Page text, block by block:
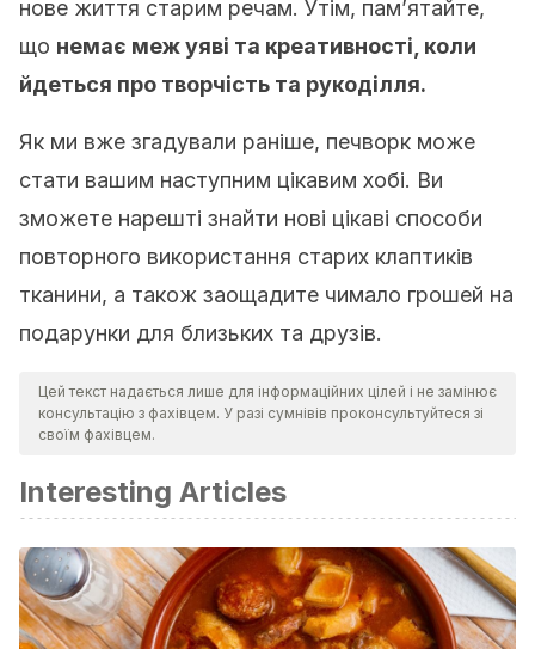
нове життя старим речам. Утім, пам’ятайте,
що немає меж уяві та креативності, коли
йдеться про творчість та рукоділля.
Як ми вже згадували раніше, печворк може
стати вашим наступним цікавим хобі. Ви
зможете нарешті знайти нові цікаві способи
повторного використання старих клаптиків
тканини, а також заощадите чимало грошей на
подарунки для близьких та друзів.
Цей текст надається лише для інформаційних цілей і не замінює
консультацію з фахівцем. У разі сумнівів проконсультуйтеся зі
своїм фахівцем.
Interesting Articles